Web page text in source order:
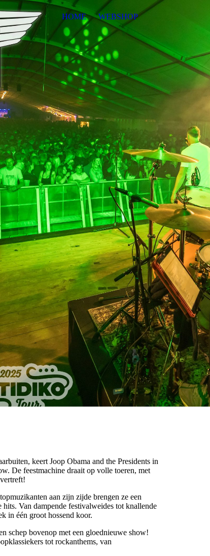
HOME WEBSHOP
keert Joop Obama and the Presidents in
De feestmachine draait op volle toeren, met
aan zijn zijde brengen ze een
Van dampende festivalweides tot knallende
in één groot hossend koor.
schep bovenop met een gloednieuwe show!
tot rockanthems, van